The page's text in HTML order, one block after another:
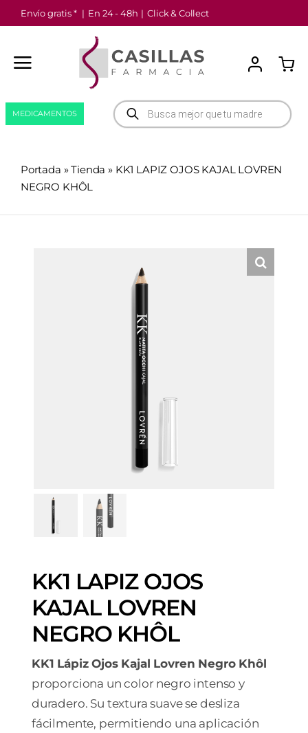
Saltar
al
Envío gratis * | En 24 - 48h | Click & Collect
Búsqueda
de
productos
MEDICAMENTOS
Portada »Tienda » KK1 LAPIZ OJOS KAJAL LOVREN
NEGRO KHÔL
KK1 LAPIZ OJOS
KAJAL LOVREN
NEGRO KHÔL
KK1 Lápiz Ojos Kajal Lovren Negro Khôl
proporciona un color negro intenso y
duradero. Su textura suave se desliza
fácilmente, permitiendo una aplicación